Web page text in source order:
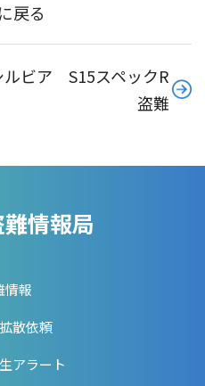
戻る
ビア S15スペックR
盗難
情報局
情報
散依頼
アラート